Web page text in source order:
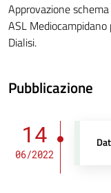
Approvazione
ASL
Dialisi.
Pubblicazione
14
06/2022